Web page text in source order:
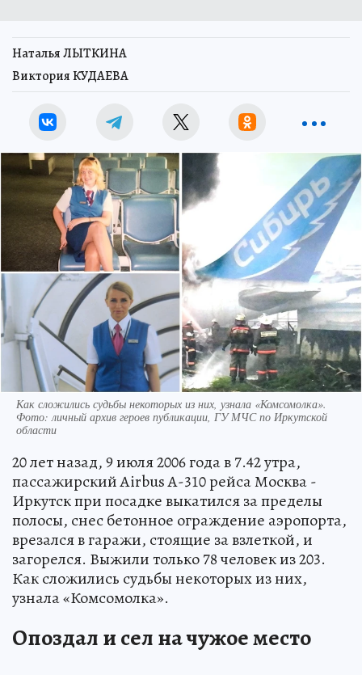
Наталья ЛЫТКИНА
Виктория КУДАЕВА
Как сложились судьбы некоторых из них, узнала «Комсомолка».
Фото: личный архив героев публикации, ГУ МЧС по Иркутской
области
20 лет назад, 9 июля 2006 года в 7.42 утра,
пассажирский Airbus А-310 рейса Москва -
Иркутск при посадке выкатился за пределы
полосы, снес бетонное ограждение аэропорта,
врезался в гаражи, стоящие за взлеткой, и
загорелся. Выжили только 78 человек из 203.
Как сложились судьбы некоторых из них,
узнала «Комсомолка».
Опоздал и сел на чужое место